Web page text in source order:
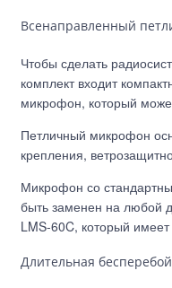
Всенаправленный
Чтобы сделать
комплект входит
микрофон, который
Петличный микрофон
крепления,
Микрофон со
быть заменен на любой
LMS-60C, который
Длительная